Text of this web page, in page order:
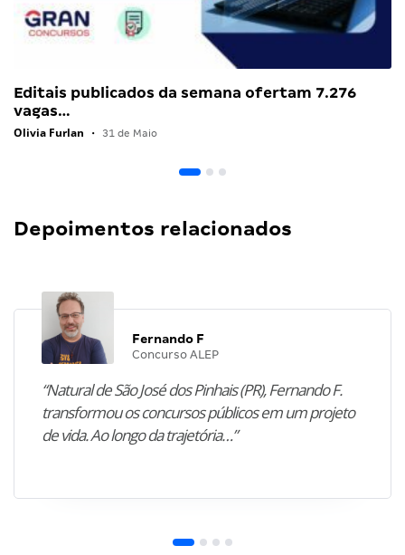
Editais publicados da semana ofertam 7.276
vagas…
Olivia Furlan • 31 de Maio
Depoimentos relacionados
Fernando F
Concurso ALEP
“Natural de São José dos Pinhais (PR), Fernando F.
transformou os concursos públicos em um projeto
de vida. Ao longo da trajetória…”